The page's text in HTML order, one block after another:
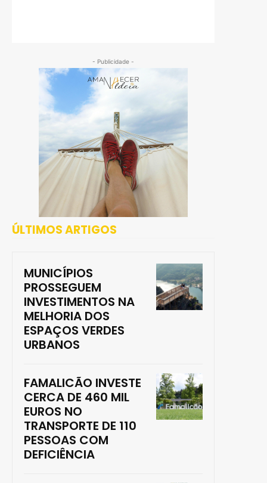
- Publicidade -
ÚLTIMOS ARTIGOS
MUNICÍPIOS
PROSSEGUEM
INVESTIMENTOS NA
MELHORIA DOS
ESPAÇOS VERDES
URBANOS
FAMALICÃO INVESTE
CERCA DE 460 MIL
EUROS NO
TRANSPORTE DE 110
PESSOAS COM
DEFICIÊNCIA